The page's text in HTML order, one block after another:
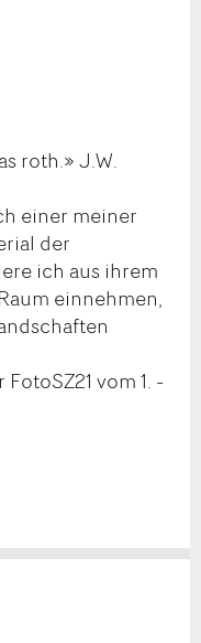
roth.» J.W.
einer meiner
der
ich aus ihrem
einnehmen,
vom 1. -